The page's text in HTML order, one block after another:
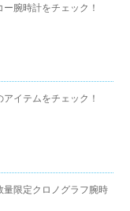
腕時計をチェック！
イテムをチェック！
量限定クロノグラフ腕時